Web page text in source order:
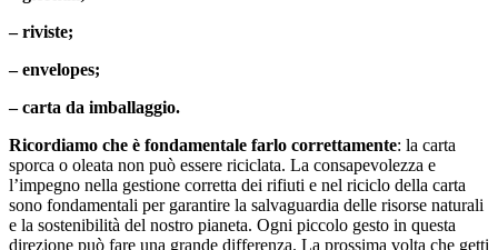
– riviste;
– envelopes;
– carta da imballaggio.
Ricordiamo che è fondamentale farlo correttamente: la carta
sporca o oleata non può essere riciclata. La consapevolezza e
l’impegno nella gestione corretta dei rifiuti e nel riciclo della carta
sono fondamentali per garantire la salvaguardia delle risorse naturali
e la sostenibilità del nostro pianeta. Ogni piccolo gesto in questa
direzione può fare una grande differenza. La prossima volta che getti